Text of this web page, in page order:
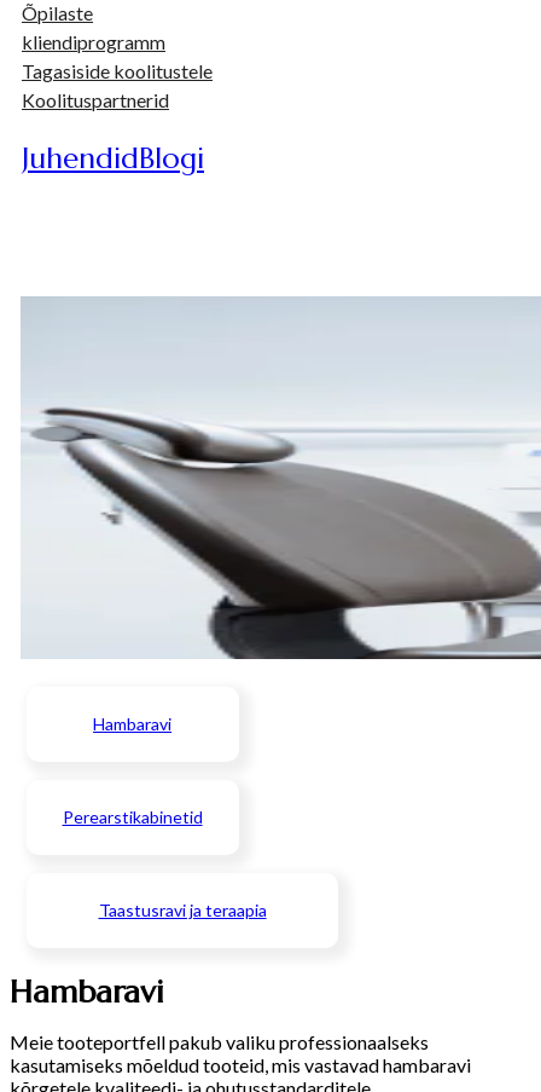
Õpilaste
kliendiprogramm
Tagasiside koolitustele
Koolituspartnerid
JuhendidBlogi
Hambaravi
Perearstikabinetid
Taastusravi ja teraapia
Hambaravi
Meie tooteportfell pakub valiku professionaalseks
kasutamiseks mõeldud tooteid, mis vastavad hambaravi